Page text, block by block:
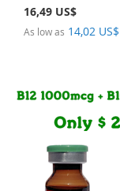
16,49 US$
As low as 14,02 US$